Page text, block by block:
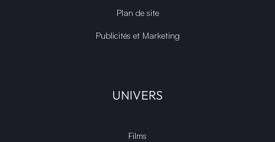
Plan de site
Publicités et Marketing
UNIVERS
Films